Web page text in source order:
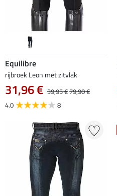
Equilibre
rijbroek Leon met zitvlak
31,96 € 39,95 €79,90 €
4.0
8